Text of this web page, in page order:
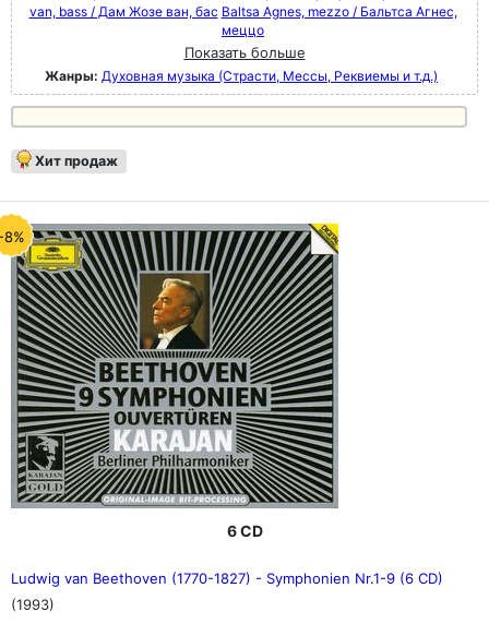
van, bass / Дам Жозе ван, бас Baltsa Agnes, mezzo / Бальтса Агнес,
меццо
Показать больше
Жанры: Духовная музыка (Страсти, Мессы, Реквиемы и т.д.)
Хит продаж
8%
6 CD
Ludwig van Beethoven (1770-1827) - Symphonien Nr.1-9 (6 CD)
(1993)